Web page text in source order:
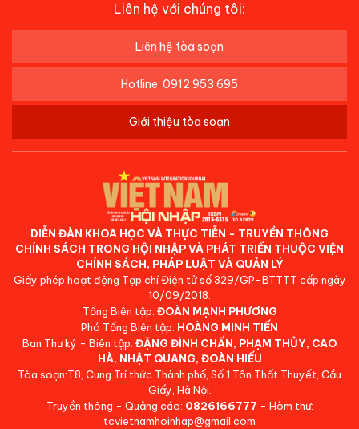
Liên hệ với chúng tôi:
Liên hệ tòa soạn
Hotline: 0912 953 695
Giới thiệu tòa soạn
DIỄN ĐÀN KHOA HỌC VÀ THỰC TIỄN - TRUYỀN THÔNG
CHÍNH SÁCH TRONG HỘI NHẬP VÀ PHÁT TRIỂN THUỘC VIỆN
CHÍNH SÁCH, PHÁP LUẬT VÀ QUẢN LÝ
Giấy phép hoạt động Tạp chí Điện tử số 329/GP-BTTTT cấp ngày
10/09/2018.
Tổng Biên tập: ĐOÀN MẠNH PHƯƠNG
Phó Tổng Biên tập: HOÀNG MINH TIẾN
Ban Thư ký - Biên tập: ĐẶNG ĐÌNH CHẤN, PHẠM THỦY, CAO
HÀ, NHẬT QUANG, ĐOÀN HIẾU
Tòa soạn:T8, Cung Trí thức Thành phố, Số 1 Tôn Thất Thuyết, Cầu
Giấy, Hà Nội.
Truyền thông - Quảng cáo: 0826166777 - Hòm thư:
tcvietnamhoinhap@gmail.com